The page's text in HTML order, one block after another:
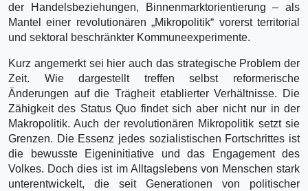
der Handelsbeziehungen, Binnenmarktorientierung – als
Mantel einer revolutionären „Mikropolitik“ vorerst territorial
und sektoral beschränkter Kommuneexperimente.
Kurz angemerkt sei hier auch das strategische Problem der
Zeit. Wie dargestellt treffen selbst reformerische
Änderungen auf die Trägheit etablierter Verhältnisse. Die
Zähigkeit des Status Quo findet sich aber nicht nur in der
Makropolitik. Auch der revolutionären Mikropolitik setzt sie
Grenzen. Die Essenz jedes sozialistischen Fortschrittes ist
die bewusste Eigeninitiative und das Engagement des
Volkes. Doch dies ist im Alltagslebens von Menschen stark
unterentwickelt, die seit Generationen von politischer